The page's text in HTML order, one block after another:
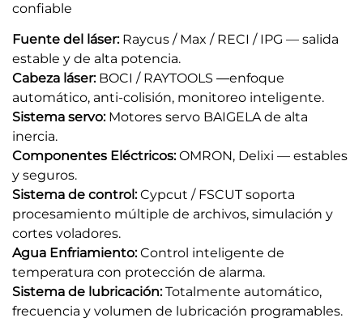
confiable
Fuente del láser: Raycus / Max / RECI / IPG — salida
estable y de alta potencia.
Cabeza láser: BOCI / RAYTOOLS —enfoque
automático, anti-colisión, monitoreo inteligente.
Sistema servo: Motores servo BAIGELA de alta
inercia.
Componentes Eléctricos:OMRON, Delixi — estables
y seguros.
Sistema de control:Cypcut / FSCUT soporta
procesamiento múltiple de archivos, simulación y
cortes voladores.
Agua Enfriamiento:Control inteligente de
temperatura con protección de alarma.
Sistema de lubricación:Totalmente automático,
frecuencia y volumen de lubricación programables.